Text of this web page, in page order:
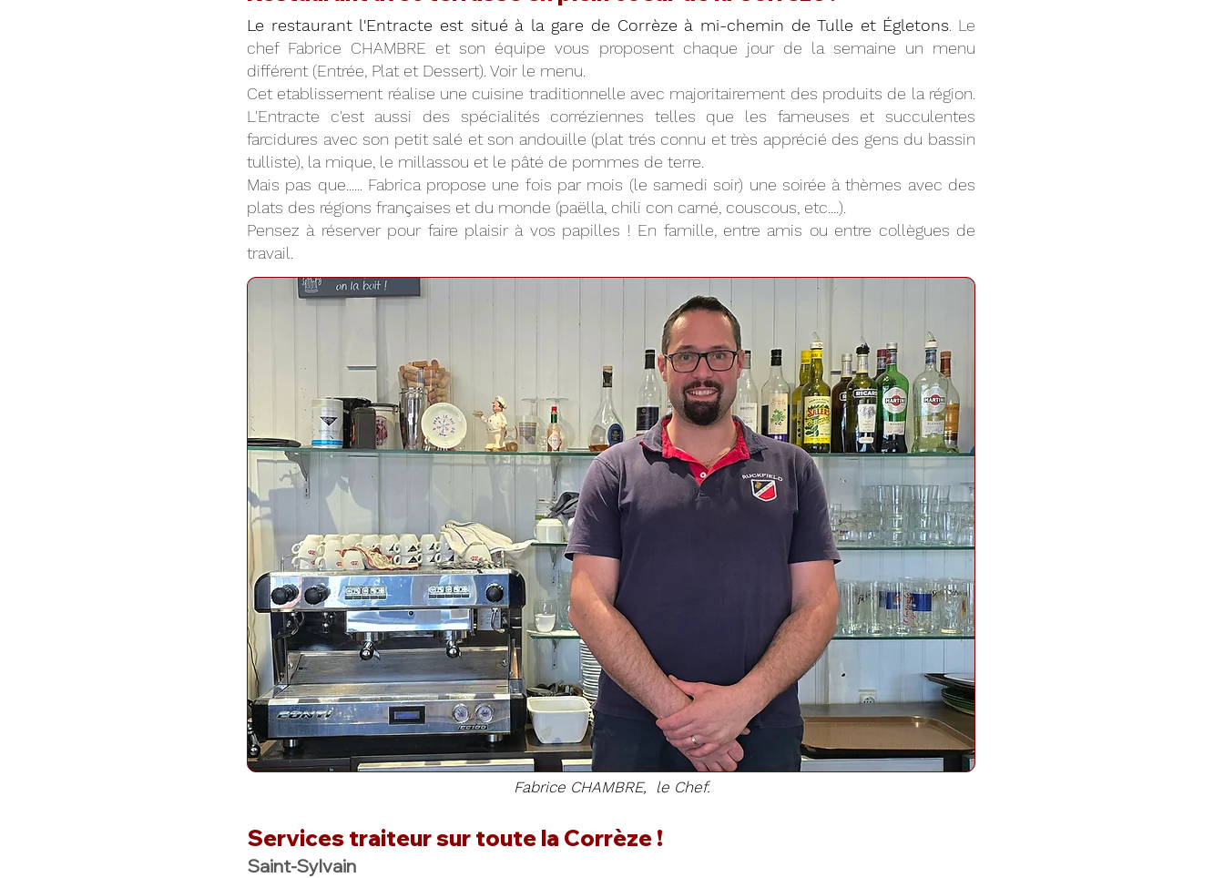
Le restaurant l'Entracte est situé à la gare de Corrèze à mi-chemin de Tulle et Égletons . Le
chef Fabrice CHAMBRE et son équipe vous proposent chaque jour de la semaine un menu
différent (Entrée, Plat et Dessert). Voir le menu.
Cet etablissement réalise une cuisine traditionnelle avec majoritairement des produits de la région.
L'Entracte c'est aussi des spécialités corréziennes telles que les fameuses et succulentes
farcidures avec son petit salé et son andouille (plat trés connu et très apprécié des gens du bassin
tulliste), la mique, le millassou et le pâté de pommes de terre.
Mais pas que...... Fabrica propose une fois par mois (le samedi soir) une soirée à thèmes avec des
plats des régions françaises et du monde (paëlla, chili con carné, couscous, etc....).
Pensez à réserver pour faire plaisir à vos papilles ! En famille, entre amis ou entre collègues de
travail.
Fabrice CHAMBRE, le Chef.
Services traiteur sur toute la Corrèze !
Saint-Sylvain